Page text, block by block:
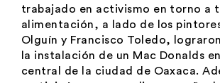
trabajado en activismo en torno a
alimentación, a lado de los
Olguín y Francisco Toledo,
la instalación de un Mac Donalds
central de la ciudad de Oaxaca.